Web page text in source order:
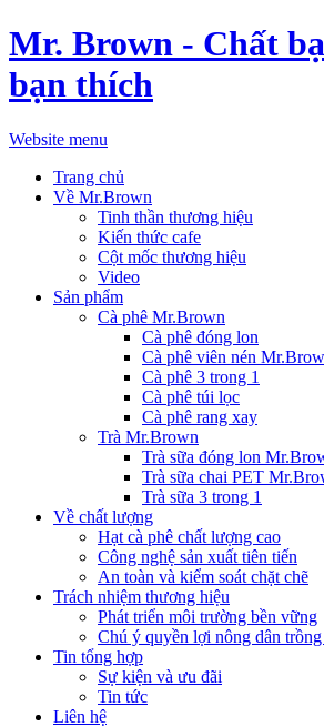
Mr. Brown - Chất
bạn thích
Website menu
Trang chủ
Về Mr.Brown
Tinh thần thương hiệu
Kiến thức cafe
Cột mốc thương hiệu
Video
Sản phẩm
Cà phê Mr.Brown
Cà phê đóng lon
Cà phê viên nén
Cà phê 3 trong 1
Cà phê túi lọc
Cà phê rang xay
Trà Mr.Brown
Trà sữa đóng lon
Trà sữa chai PET
Trà sữa 3 trong 1
Về chất lượng
Hạt cà phê chất lượng cao
Công nghệ sản xuất tiên tiến
An toàn và kiểm soát chặt chẽ
Trách nhiệm thương hiệu
Phát triển môi trường bền vững
Chú ý quyền lợi nông dân trồng
Tin tổng hợp
Sự kiện và ưu đãi
Tin tức
Liên hệ